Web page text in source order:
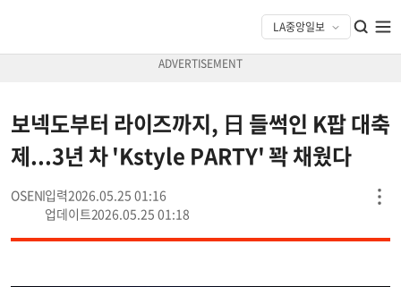
보넥도부터 라이즈까지, 日 들썩인 K팝 대축
제...3년 차 'Kstyle PARTY' 꽉 채웠다
OSEN
2026.05.25 01:16
2026.05.25 01:18